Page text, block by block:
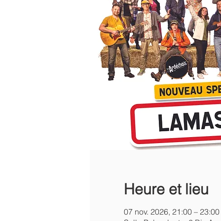
Heure et lieu
07 nov. 2026, 21:00 – 23:00